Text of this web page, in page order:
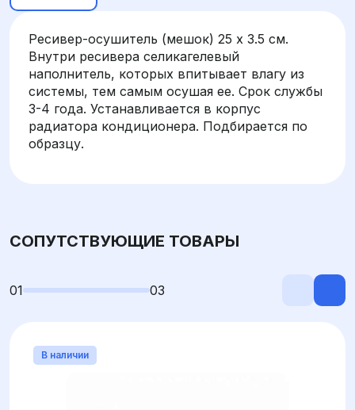
Ресивер-осушитель (мешок) 25 х 3.5 см.
Внутри ресивера селикагелевый
наполнитель, которых впитывает влагу из
системы, тем самым осушая ее. Срок службы
3-4 года. Устанавливается в корпус
радиатора кондиционера. Подбирается по
образцу.
СОПУТСТВУЮЩИЕ ТОВАРЫ
01 03
В наличии